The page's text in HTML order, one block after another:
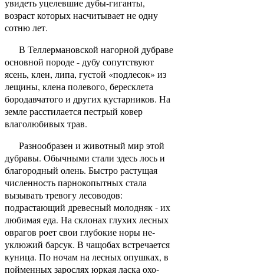
увидеть уцелевшие дубы-гиганты,
возраст которых насчи­тывает не одну
сотню лет.
В Теллермановской нагорной дубраве
основной породе - дубу сопутствуют
ясень, клен, липа, густой «подлесок» из
лещины, клена полевого, бересклета
бородавчатого и других кустарников. На
земле расстилается пестрый ковер
влаголю­бивых трав.
Разнообразен и животный мир этой
дубравы. Обычными стали здесь лось и
благородный олень. Быстро растущая
чис­ленность парнокопытных стала
вызывать тревогу лесоводов:
подрастающий древесный молодняк - их
любимая еда. На склонах глухих лесных
оврагов роет свои глубокие норы не­
уклюжий барсук. В чащобах встречается
куница. По ночам на лесных опушках, в
пойменных зарослях юркая ласка охо­